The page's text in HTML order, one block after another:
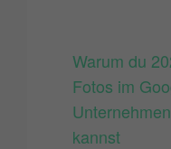
Warum du
Fotos im
kannst